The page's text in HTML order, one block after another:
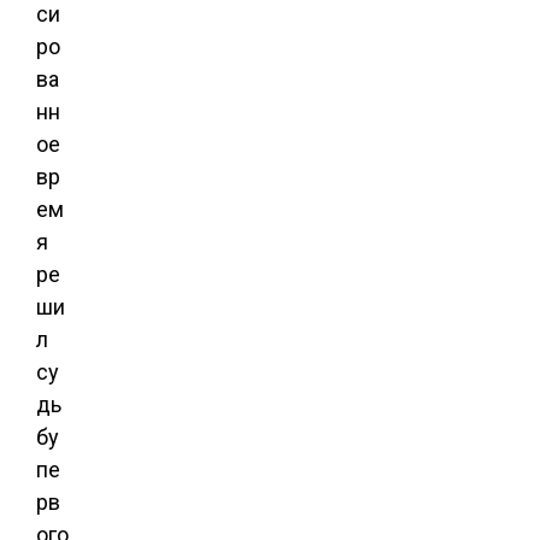
си
ро
ва
нн
ое
вр
ем
я
ре
ши
л
су
дь
бу
пе
рв
ого